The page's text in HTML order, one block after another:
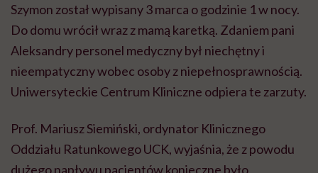
Szymon został wypisany 3 marca o godzinie 1 w nocy.
Do domu wrócił wraz z mamą karetką. Zdaniem pani
Aleksandry personel medyczny był niechętny i
nieempatyczny wobec osoby z niepełnosprawnością.
Uniwersyteckie Centrum Kliniczne odpiera te zarzuty.
Prof. Mariusz Siemiński, ordynator Klinicznego
Oddziału Ratunkowego UCK, wyjaśnia, że z powodu
dużego napływu pacjentów konieczne było